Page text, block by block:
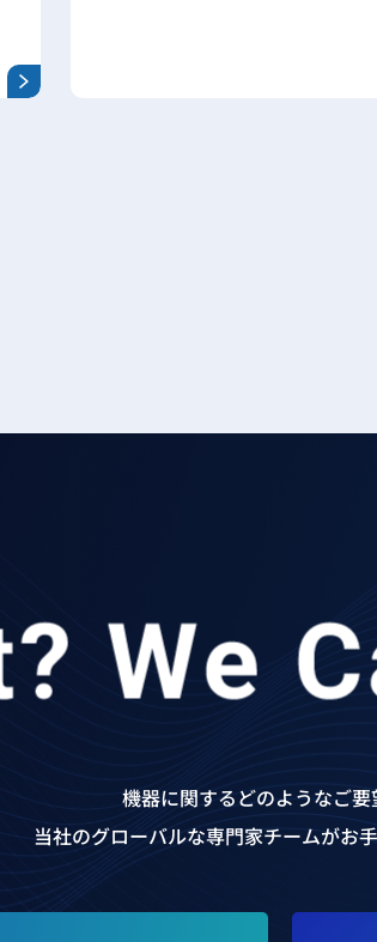
機器に関するどのようなご要
当社のグローバルな専門家チームがお